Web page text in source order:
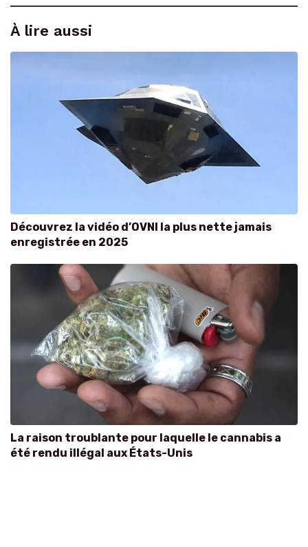
À lire aussi
Découvrez la vidéo d’OVNI la plus nette jamais
enregistrée en 2025
La raison troublante pour laquelle le cannabis a
été rendu illégal aux États-Unis